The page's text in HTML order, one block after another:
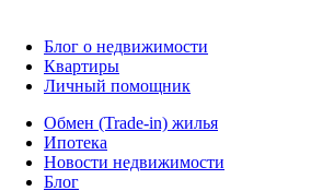
Блог о недвижимости
Квартиры
Личный помощник
Обмен (Trade-in) жилья
Ипотека
Новости недвижимости
Блог